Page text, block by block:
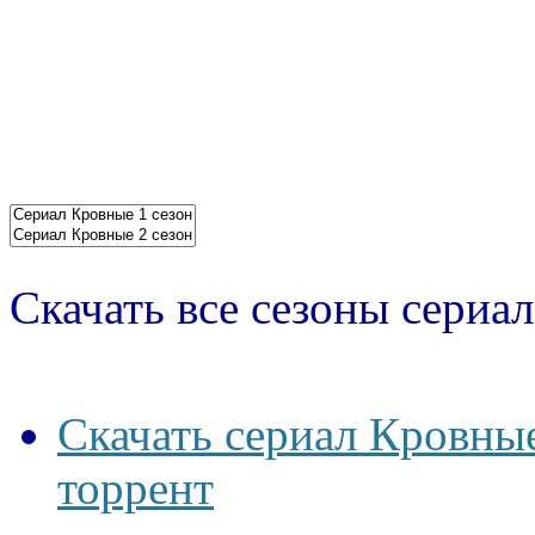
Скачать все сезоны
Скачать сериал
торрент